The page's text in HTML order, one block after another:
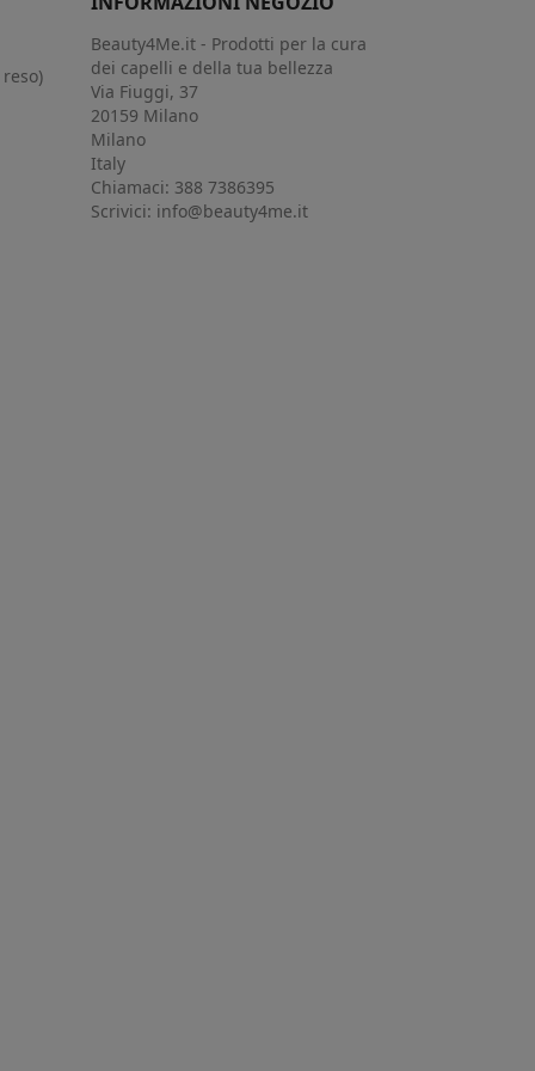
Beauty4Me.it - Prodotti per la cura
dei capelli e della tua bellezza
Via Fiuggi, 37
20159 Milano
Milano
Italy
Chiamaci: 388 7386395
Scrivici: info@beauty4me.it